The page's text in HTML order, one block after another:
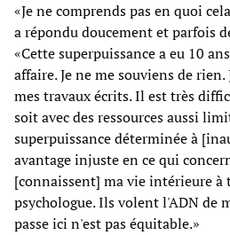
«Je ne comprends pas en quoi
a répondu doucement et parfois
«Cette superpuissance a eu 10
affaire. Je ne me souviens de rien.
mes travaux écrits. Il est très
soit avec des ressources aussi
superpuissance déterminée à
avantage injuste en ce qui
[connaissent] ma vie intérieure à
psychologue. Ils volent l'ADN de
passe ici n'est pas équitable.»